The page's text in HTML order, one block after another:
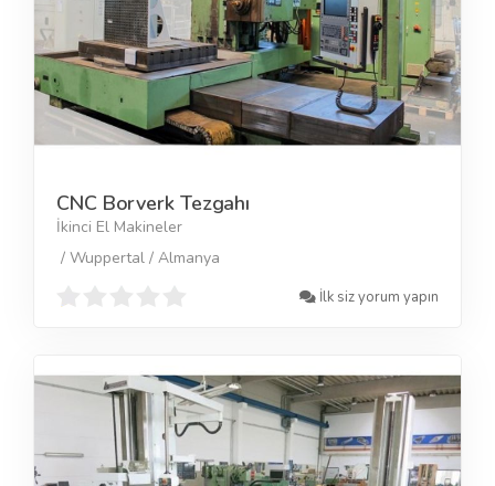
CNC Borverk Tezgahı
İkinci El Makineler
/ Wuppertal / Almanya
İlk siz yorum yapın